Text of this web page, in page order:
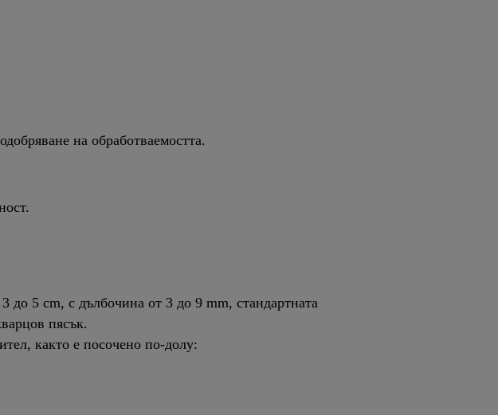
на обработваемостта.
до 5 cm, с дълбочина от 3 до 9 mm, стандартната
пясък.
както е посочено по-долу: